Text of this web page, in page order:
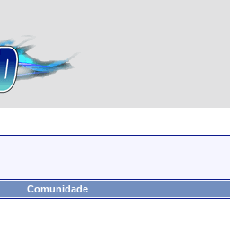
Comunidade